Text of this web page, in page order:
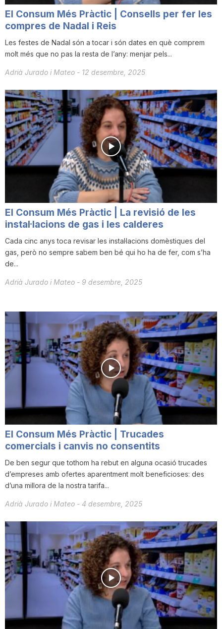
a
El Consum Més Pràctic | Consells per fer les
compres de Nadal i Reis
Les festes de Nadal són a tocar i són dates en què comprem
molt més que no pas la resta de l’any: menjar pels...
Adrià Jurado i Mateo - 12 desembre, 2025
El Consum Més Pràctic | La revisió de les
instal·lacions de gas i les calderes
Cada cinc anys toca revisar les instal·lacions domèstiques del
gas, però no sempre sabem ben bé qui ho ha de fer, com s’ha
de...
Adrià Jurado i Mateo - 9 desembre, 2025
El Consum Més Pràctic | Trucades
comercials i canvis no consentits
De ben segur que tothom ha rebut en alguna ocasió trucades
d’empreses amb ofertes aparentment molt beneficioses: des
d’una millora de la nostra tarifa...
Adrià Jurado i Mateo - 4 desembre, 2025